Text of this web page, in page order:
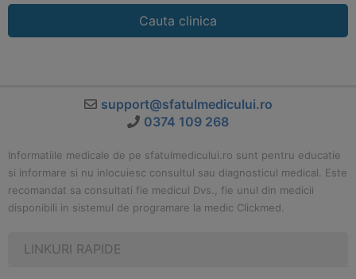
Cauta clinica
support@sfatulmedicului.ro
0374 109 268
Informatiile medicale de pe sfatulmedicului.ro sunt pentru educatie
si informare si nu inlocuiesc consultul sau diagnosticul medical. Este
recomandat sa consultati fie medicul Dvs., fie unul din medicii
disponibili in sistemul de programare la medic Clickmed.
LINKURI RAPIDE